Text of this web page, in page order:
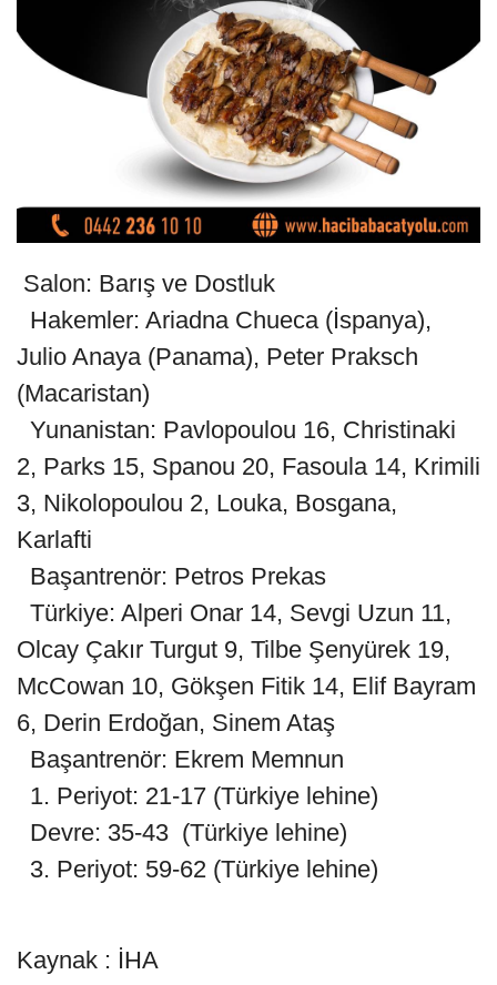
Salon: Barış ve Dostluk
Hakemler: Ariadna Chueca (İspanya),
Julio Anaya (Panama), Peter Praksch
(Macaristan)
Yunanistan: Pavlopoulou 16, Christinaki
2, Parks 15, Spanou 20, Fasoula 14, Krimili
3, Nikolopoulou 2, Louka, Bosgana,
Karlafti
Başantrenör: Petros Prekas
Türkiye: Alperi Onar 14, Sevgi Uzun 11,
Olcay Çakır Turgut 9, Tilbe Şenyürek 19,
McCowan 10, Gökşen Fitik 14, Elif Bayram
6, Derin Erdoğan, Sinem Ataş
Başantrenör: Ekrem Memnun
1. Periyot: 21-17 (Türkiye lehine)
Devre: 35-43 (Türkiye lehine)
3. Periyot: 59-62 (Türkiye lehine)
Kaynak : İHA